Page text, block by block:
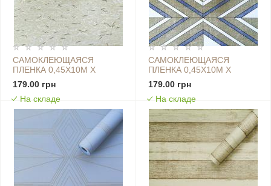
САМОКЛЕЮЩАЯСЯ
ПЛЕНКА 0,45Х10М Х
0,07ММ ВАНИЛЬ SW-
00001247
179.00 грн
На складе
САМОКЛЕЮЩАЯСЯ
ПЛЕНКА 0,45Х10М Х
0,07ММ ВАСИЛЬКОВЫЕ
РОМБЫ SW-00001256
179.00 грн
На складе